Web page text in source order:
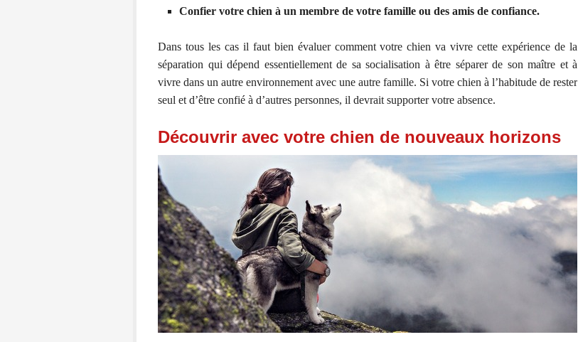
Confier votre chien à un membre de votre famille ou des amis de confiance.
Dans tous les cas il faut bien évaluer comment votre chien va vivre cette expérience de la
séparation qui dépend essentiellement de sa socialisation à être séparer de son maître et à
vivre dans un autre environnement avec une autre famille. Si votre chien à l’habitude de rester
seul et d’être confié à d’autres personnes, il devrait supporter votre absence.
Découvrir avec votre chien de nouveaux horizons